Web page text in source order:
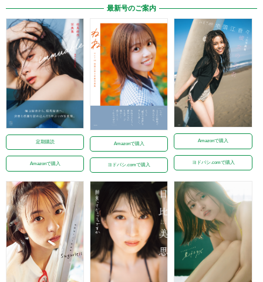
最新号のご案内
定期購読
Amazonで購入
Amazonで購入
ヨドバシ.comで購入
Amazonで購入
ヨドバシ.comで購入